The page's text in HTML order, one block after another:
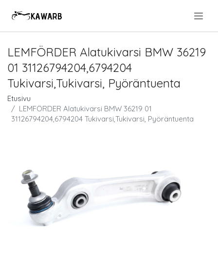
LEMFÖRDER Alatukivarsi BMW 36219
01 31126794204,6794204
Tukivarsi,Tukivarsi, Pyöräntuenta
Etusivu
LEMFÖRDER Alatukivarsi BMW 36219 01
31126794204,6794204 Tukivarsi,Tukivarsi, Pyöräntuenta